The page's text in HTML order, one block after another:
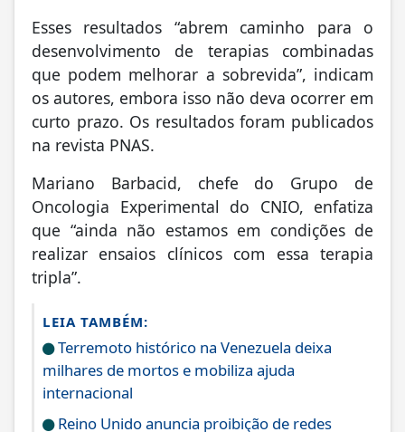
Esses resultados “abrem caminho para o
desenvolvimento de terapias combinadas
que podem melhorar a sobrevida”, indicam
os autores, embora isso não deva ocorrer em
curto prazo. Os resultados foram publicados
na revista PNAS.
Mariano Barbacid, chefe do Grupo de
Oncologia Experimental do CNIO, enfatiza
que “ainda não estamos em condições de
realizar ensaios clínicos com essa terapia
tripla”.
LEIA TAMBÉM:
Terremoto histórico na Venezuela deixa
milhares de mortos e mobiliza ajuda
internacional
Reino Unido anuncia proibição de redes